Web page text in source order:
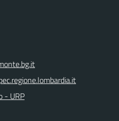
- URP